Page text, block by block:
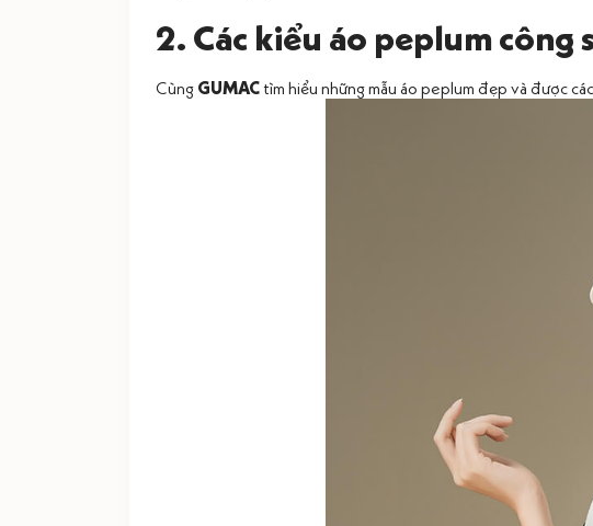
2. Các kiểu áo peplum công
Cùng GUMACtìm hiểu những mẫu áo peplum đẹp và được